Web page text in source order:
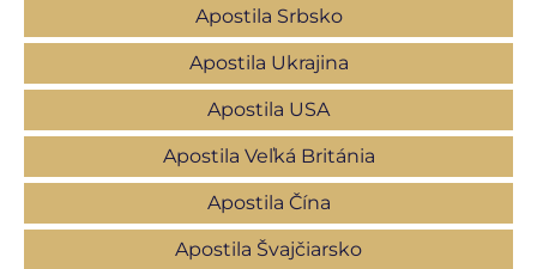
Apostila Srbsko
Apostila Ukrajina
Apostila USA
Apostila Veľká Británia
Apostila Čína
Apostila Švajčiarsko